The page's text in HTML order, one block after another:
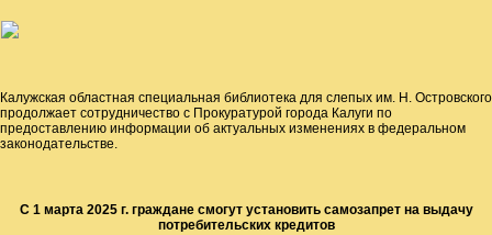
Калужская областная специальная библиотека для слепых им. Н. Островского
продолжает сотрудничество с Прокуратурой города Калуги по
предоставлению информации об актуальных изменениях в федеральном
законодательстве.
С 1 марта 2025 г. граждане смогут установить самозапрет на выдачу
потребительских кредитов